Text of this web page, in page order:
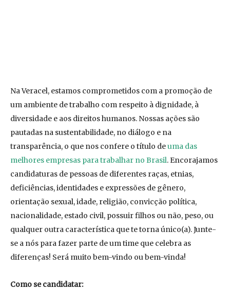
Na Veracel, estamos comprometidos com a promoção de
um ambiente de trabalho com respeito à dignidade, à
diversidade e aos direitos humanos. Nossas ações são
pautadas na sustentabilidade, no diálogo e na
transparência, o que nos confere o título deuma das
melhores empresas para trabalhar no Brasil. Encorajamos
candidaturas de pessoas de diferentes raças, etnias,
deficiências, identidades e expressões de gênero,
orientação sexual, idade, religião, convicção política,
nacionalidade, estado civil, possuir filhos ou não, peso, ou
qualquer outra característica que te torna único(a). Junte-
se a nós para fazer parte de um time que celebra as
diferenças! Será muito bem-vindo ou bem-vinda!
Como se candidatar: